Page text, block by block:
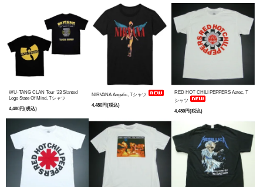
WU-TANG CLAN Tour '23 Slanted
Logo State Of Mind, Tシャツ
4,480円(税込)
NIRVANA Angelic, Tシャツ
4,480円(税込)
RED HOT CHILI PEPPERS Aztec, T
シャツ
4,480円(税込)